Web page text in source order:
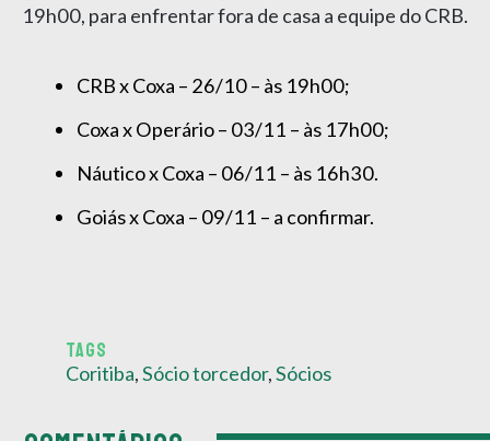
19h00, para enfrentar fora de casa a equipe do CRB.
CRB x Coxa – 26/10 – às 19h00;
Coxa x Operário – 03/11 – às 17h00;
Náutico x Coxa – 06/11 – às 16h30.
Goiás x Coxa – 09/11 – a confirmar.
TAGS
Coritiba,Sócio torcedor,Sócios